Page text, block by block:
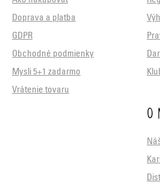
Doprava a platba
GDPR
Obchodné podmienky
Mysli 5+1 zadarmo
Vrátenie tovaru
O